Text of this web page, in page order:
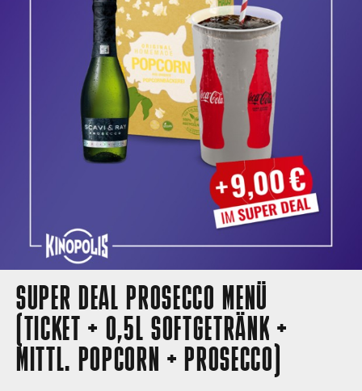
SUPER DEAL PROSECCO MENÜ
(TICKET + 0,5L SOFTGETRÄNK +
MITTL. POPCORN + PROSECCO)